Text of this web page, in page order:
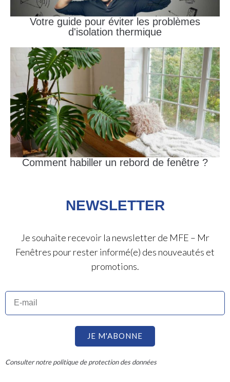
Votre guide pour éviter les problèmes
d'isolation thermique
Comment habiller un rebord de fenêtre ?
NEWSLETTER
Je souhaite recevoir la newsletter de MFE – Mr
Fenêtres pour rester informé(e) des nouveautés et
promotions.
JE M'ABONNE
Consulter notre politique de protection des données